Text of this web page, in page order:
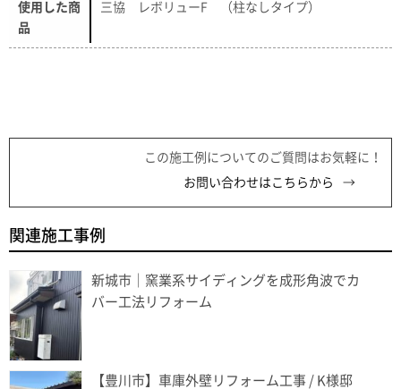
使用した商
品
三協 レボリューF （柱なしタイプ）
この施工例についてのご質問はお気軽に！
お問い合わせはこちらから
関連施工事例
新城市｜窯業系サイディングを成形角波でカ
バー工法リフォーム
【豊川市】車庫外壁リフォーム工事 / K様邸